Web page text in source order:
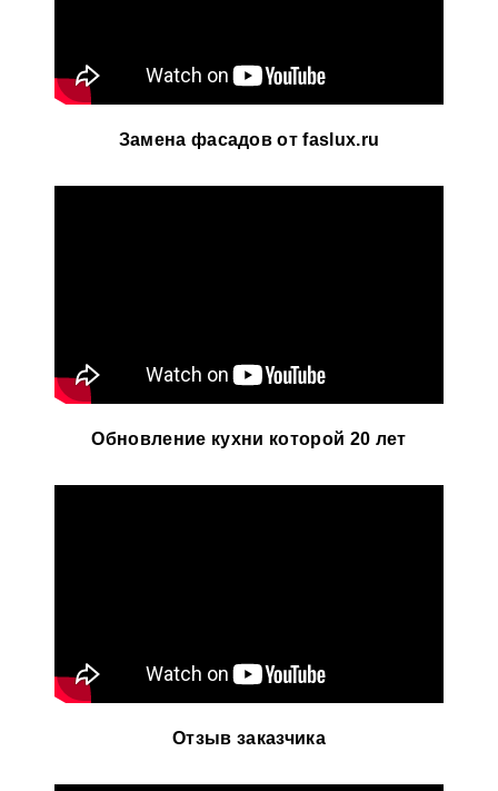
Замена фасадов от faslux.ru
Обновление кухни которой 20 лет
Отзыв заказчика